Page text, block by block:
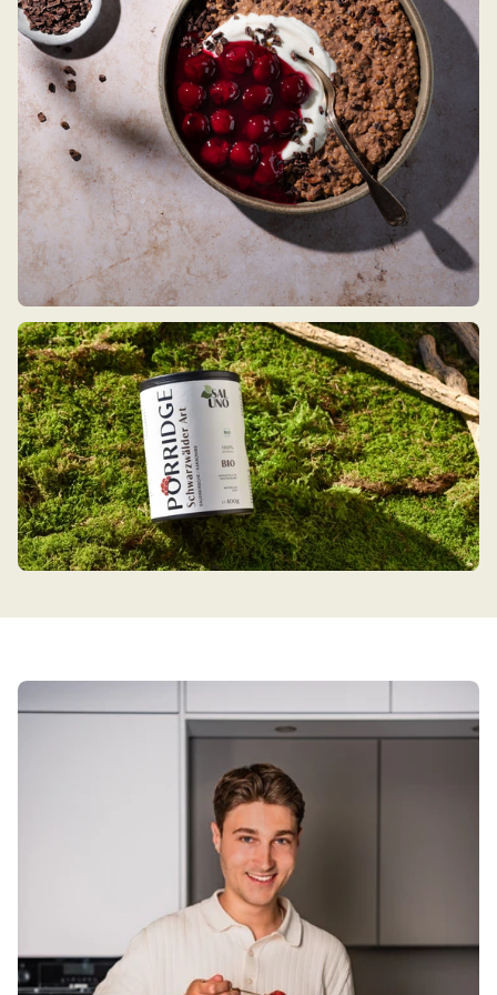
Schnelle Lieferung und sehr lecker 👍
Ivonne Korbel
Verifizierter Kunde
Super Geschmack
Anonym
Verifizierter Kunde
BIO PORRIDGE Apfel-Zimt
Es schmeckt echt lecker aber ich habe festgestellt,
dass ich es morgens nicht so gut vertrage aber es
schmeckt trotzdem total lecker.
Anonym
Verifizierter Kunde
Superschnelle Lieferung und tolles Prridge. Was will
ich mehr ?